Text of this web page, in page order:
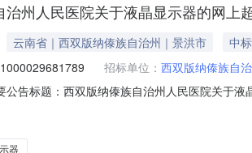
治州人民医院关于液晶显示器的网上
云南省｜西双版纳傣族自治州｜景洪市
中
招标单位： 西双版纳傣族自
公告标题：西双版纳傣族自治州人民医院关于
示器的网上超市采购项目项目编号：
器